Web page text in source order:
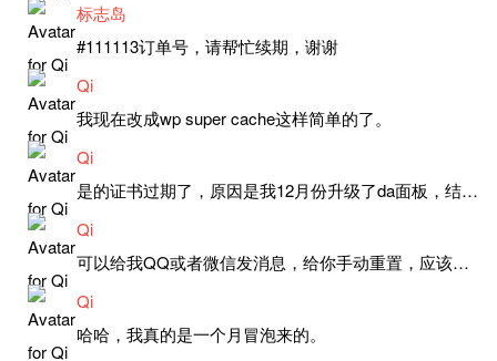
标志岛
#111113订单号，请帮忙续期，谢谢
Qi
我现在改成wp super cache这样简单的了。
Qi
是的证书过期了，原因是我12月份升级了da面板，结果后台证书就不更新了，目前还在排查问题。切换PHP版本现在没有了，因为DA新版不支持。
Qi
可以给我QQ或者微信发消息，给你手动重置，应该是服务器插件有问题了，这个wp的主题太老了，导致现在好多的问题，网站的签到功能也是因为这个原因导致的。
Qi
哈哈，我真的是一个月冒泡来的。